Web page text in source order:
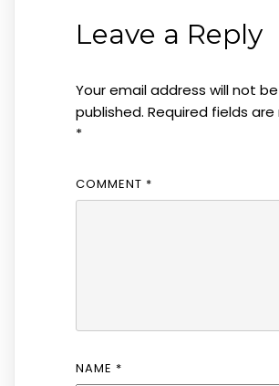
Leave a Reply
Your email address will not be
published. Required fields
*
COMMENT *
NAME *